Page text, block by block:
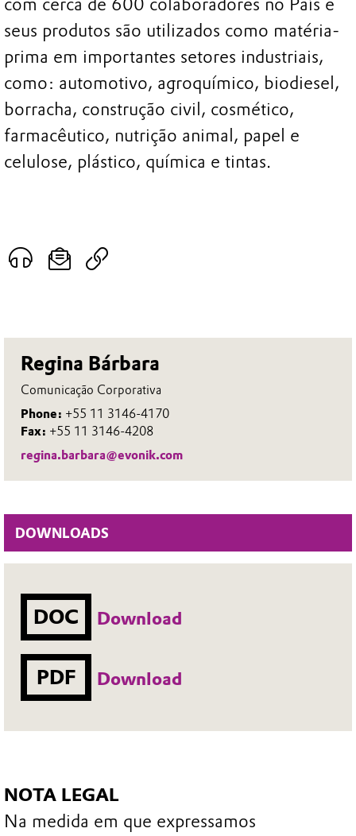
Regina Bárbara
Comunicação Corporativa
Phone: +55 11 3146-4170
Fax: +55 11 3146-4208
regina.barbara@evonik.com
DOWNLOADS
DOC Download
PDF Download
com cerca de 600 colaboradores no País e
seus produtos são utilizados como matéria-
prima em importantes setores industriais,
como: automotivo, agroquímico, biodiesel,
borracha, construção civil, cosmético,
farmacêutico, nutrição animal, papel e
celulose, plástico, química e tintas.
NOTA LEGAL
Na medida em que expressamos